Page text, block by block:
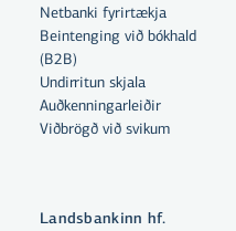
Með því að smella
samþykkir þú
til þess að auka
greina vefnotkun
Landsbankinn hf.
Netbanki fyrirtækja
Beintenging við bókhald
(B2B)
Undirritun skjala
Auðkenningarleiðir
Viðbrögð við svikum